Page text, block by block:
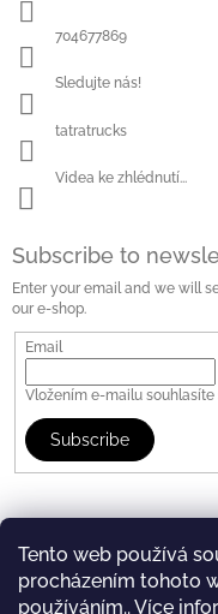
Tento web používá
procházením tohoto
používáním.. Více
704677869
Sledujte nás!
tatratrucks
Videa ke zhlédnutí...
Subscribe to
Enter your email and we will
our e-shop.
Email
Vložením e-mailu souhlasíte
Subscribe